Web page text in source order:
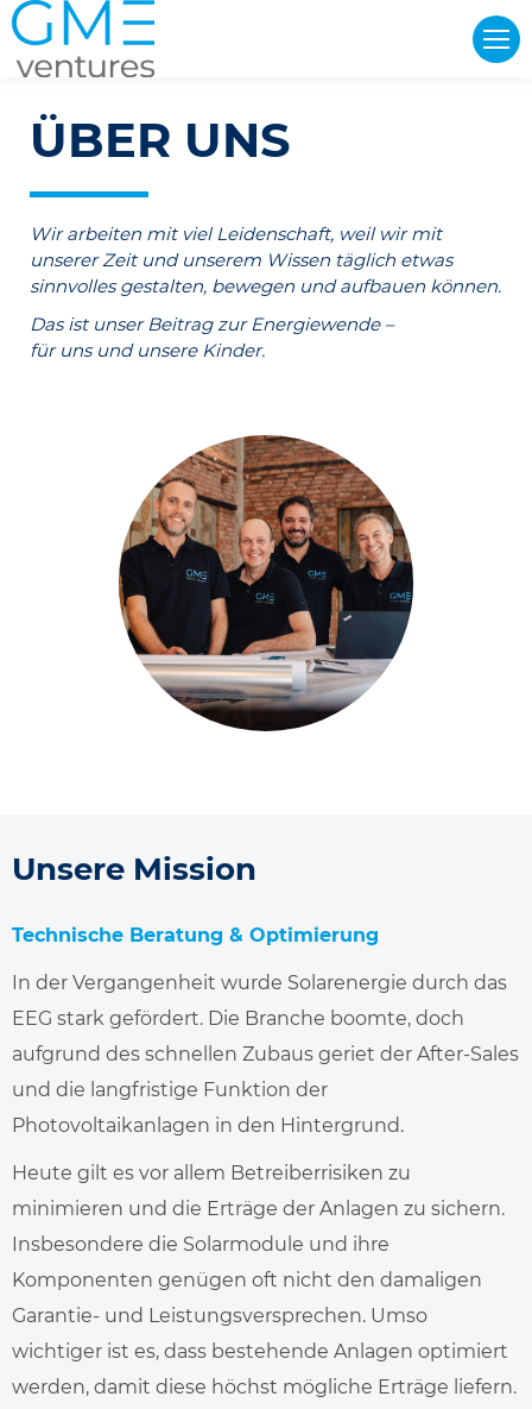
ÜBER UNS
Wir arbeiten mit viel Leidenschaft, weil wir mit
unserer Zeit und unserem Wissen täglich etwas
sinnvolles gestalten, bewegen und aufbauen können.
Das ist unser Beitrag zur Energiewende –
für uns und unsere Kinder.
Unsere Mission
Technische Beratung & Optimierung
In der Vergangenheit wurde Solarenergie durch das
EEG stark gefördert. Die Branche boomte, doch
aufgrund des schnellen Zubaus geriet der After-Sales
und die langfristige Funktion der
Photovoltaikanlagen in den Hintergrund.
Heute gilt es vor allem Betreiberrisiken zu
minimieren und die Erträge der Anlagen zu sichern.
Insbesondere die Solarmodule und ihre
Komponenten genügen oft nicht den damaligen
Garantie- und Leistungsversprechen. Umso
wichtiger ist es, dass bestehende Anlagen optimiert
werden, damit diese höchst mögliche Erträge liefern.